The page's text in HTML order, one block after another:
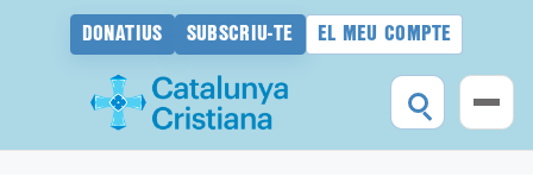
DONATIUS SUBSCRIU-TE EL MEU COMPTE